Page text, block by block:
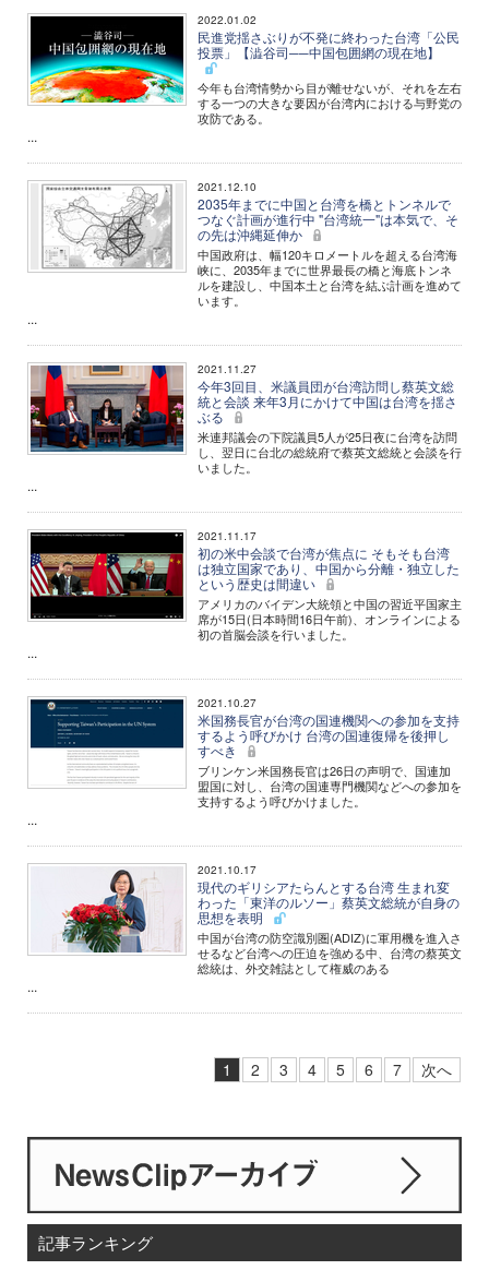
2022.01.02
民進党揺さぶりが不発に終わった台湾「公民
投票」【澁谷司──中国包囲網の現在地】
今年も台湾情勢から目が離せないが、それを左右
する一つの大きな要因が台湾内における与野党の
攻防である。
...
2021.12.10
2035年までに中国と台湾を橋とトンネルで
つなぐ計画が進行中 "台湾統一"は本気で、そ
の先は沖縄延伸か
中国政府は、幅120キロメートルを超える台湾海
峡に、2035年までに世界最長の橋と海底トンネ
ルを建設し、中国本土と台湾を結ぶ計画を進めて
います。
...
2021.11.27
今年3回目、米議員団が台湾訪問し蔡英文総
統と会談 来年3月にかけて中国は台湾を揺さ
ぶる
米連邦議会の下院議員5人が25日夜に台湾を訪問
し、翌日に台北の総統府で蔡英文総統と会談を行
いました。
...
2021.11.17
初の米中会談で台湾が焦点に そもそも台湾
は独立国家であり、中国から分離・独立した
という歴史は間違い
アメリカのバイデン大統領と中国の習近平国家主
席が15日(日本時間16日午前)、オンラインによる
初の首脳会談を行いました。
...
2021.10.27
米国務長官が台湾の国連機関への参加を支持
するよう呼びかけ 台湾の国連復帰を後押し
すべき
ブリンケン米国務長官は26日の声明で、国連加
盟国に対し、台湾の国連専門機関などへの参加を
支持するよう呼びかけました。
...
2021.10.17
現代のギリシアたらんとする台湾 生まれ変
わった「東洋のルソー」蔡英文総統が自身の
思想を表明
中国が台湾の防空識別圏(ADIZ)に軍用機を進入さ
せるなど台湾への圧迫を強める中、台湾の蔡英文
総統は、外交雑誌として権威のある
...
1 2 3 4 5 6 7 次へ
記事ランキング